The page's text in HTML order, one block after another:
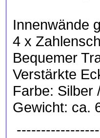
Innenwände
4 x
Bequemer
Verstärkte
Farbe: Silber
Gewicht: ca.